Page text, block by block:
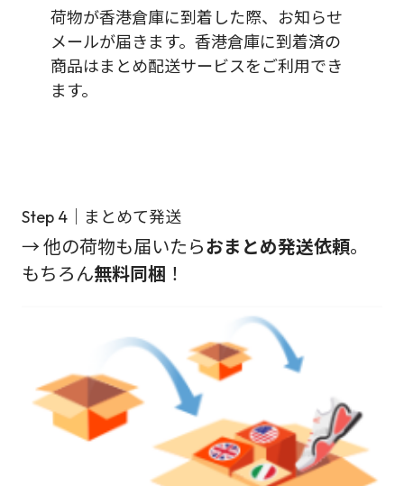
荷物が香港倉庫に到着した際、お知らせ
メールが届きます。香港倉庫に到着済の
商品はまとめ配送サービスをご利用でき
ます。
Step 4｜まとめて発送
→ 他の荷物も届いたらおまとめ発送依頼。
もちろん無料同梱 ！